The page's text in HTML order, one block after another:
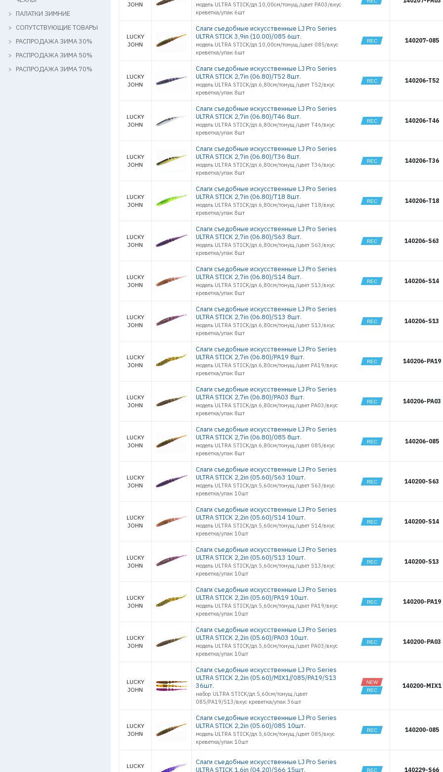
ПАРОЛЬ
ВОЙТИ
ЗАБЫЛИ ПАРОЛЬ?
РЕГИСТРАЦИЯ РОЗНИЦА
ПАЛАТКИ ЗИМНИЕ
СОПУТСТВУЮЩИЕ ТОВАРЫ
РАСПРОДАЖА ЗИМА 30%
РАСПРОДАЖА ЗИМА 50%
РАСПРОДАЖА ЗИМА 70%
2.8
SLIM SHAKER
SMELT 1,5
SPARK TAIL
2.0
SPARK TAIL
3.0
4.0
TIOGA 2.4
TIOGA 3.4
TIOGA 4.5
TIOGA FAT
TIOGA FAT
TIOGA HOG
2.5
3.5
ULTRA STICK
ULTRA STICK
2.2
1.0
ULTRAWORM
ULTRAWORM
CURLY 3,0
CURLY 4.0
WHITE FISH
НАБОРЫ
2746
2749
3188
3199
3455
3459
3463
3470
3473
3476
3479
3501
3505
3510
3665
3669
3738
4315
4316
4319
4332
4346
4352
4450
4454
JOHN
модель ULTRA STICK/дл.10,00см/тонущ./цвет PA03/вкус
креветка/упак 6шт
LUCKY
JOHN
Слаги съедобные искусственные LJ Pro Series
ULTRA STICK 3,9in (10.00)/085 6шт.
модель ULTRA STICK/дл.10,00см/тонущ./цвет 085/вкус
креветка/упак 6шт
140207-085
LUCKY
JOHN
Слаги съедобные искусственные LJ Pro Series
ULTRA STICK 2,7in (06.80)/T52 8шт.
модель ULTRA STICK/дл.6,80см/тонущ./цвет T52/вкус
креветка/упак 8шт
140206-T52
LUCKY
JOHN
Слаги съедобные искусственные LJ Pro Series
ULTRA STICK 2,7in (06.80)/T46 8шт.
модель ULTRA STICK/дл.6,80см/тонущ./цвет T46/вкус
креветка/упак 8шт
140206-T46
LUCKY
JOHN
Слаги съедобные искусственные LJ Pro Series
ULTRA STICK 2,7in (06.80)/T36 8шт.
модель ULTRA STICK/дл.6,80см/тонущ./цвет T36/вкус
креветка/упак 8шт
140206-T36
LUCKY
JOHN
Слаги съедобные искусственные LJ Pro Series
ULTRA STICK 2,7in (06.80)/T18 8шт.
модель ULTRA STICK/дл.6,80см/тонущ./цвет T18/вкус
креветка/упак 8шт
140206-T18
LUCKY
JOHN
Слаги съедобные искусственные LJ Pro Series
ULTRA STICK 2,7in (06.80)/S63 8шт.
модель ULTRA STICK/дл.6,80см/тонущ./цвет S63/вкус
креветка/упак 8шт
140206-S63
LUCKY
JOHN
Слаги съедобные искусственные LJ Pro Series
ULTRA STICK 2,7in (06.80)/S14 8шт.
модель ULTRA STICK/дл.6,80см/тонущ./цвет S13/вкус
креветка/упак 8шт
140206-S14
LUCKY
JOHN
Слаги съедобные искусственные LJ Pro Series
ULTRA STICK 2,7in (06.80)/S13 8шт.
модель ULTRA STICK/дл.6,80см/тонущ./цвет S13/вкус
креветка/упак 8шт
140206-S13
LUCKY
JOHN
Слаги съедобные искусственные LJ Pro Series
ULTRA STICK 2,7in (06.80)/PA19 8шт.
модель ULTRA STICK/дл.6,80см/тонущ./цвет PA19/вкус
креветка/упак 8шт
140206-PA19
LUCKY
JOHN
Слаги съедобные искусственные LJ Pro Series
ULTRA STICK 2,7in (06.80)/PA03 8шт.
модель ULTRA STICK/дл.6,80см/тонущ./цвет PA03/вкус
креветка/упак 8шт
140206-PA03
LUCKY
JOHN
Слаги съедобные искусственные LJ Pro Series
ULTRA STICK 2,7in (06.80)/085 8шт.
модель ULTRA STICK/дл.6,80см/тонущ./цвет 085/вкус
креветка/упак 8шт
140206-085
LUCKY
JOHN
Слаги съедобные искусственные LJ Pro Series
ULTRA STICK 2,2in (05.60)/S63 10шт.
модель ULTRA STICK/дл.5,60см/тонущ./цвет S63/вкус
креветка/упак 10шт
140200-S63
LUCKY
JOHN
Слаги съедобные искусственные LJ Pro Series
ULTRA STICK 2,2in (05.60)/S14 10шт.
модель ULTRA STICK/дл.5,60см/тонущ./цвет S14/вкус
креветка/упак 10шт
140200-S14
LUCKY
JOHN
Слаги съедобные искусственные LJ Pro Series
ULTRA STICK 2,2in (05.60)/S13 10шт.
модель ULTRA STICK/дл.5,60см/тонущ./цвет S13/вкус
креветка/упак 10шт
140200-S13
LUCKY
JOHN
Слаги съедобные искусственные LJ Pro Series
ULTRA STICK 2,2in (05.60)/PA19 10шт.
модель ULTRA STICK/дл.5,60см/тонущ./цвет PA19/вкус
креветка/упак 10шт
140200-PA19
LUCKY
JOHN
Слаги съедобные искусственные LJ Pro Series
ULTRA STICK 2,2in (05.60)/PA03 10шт.
модель ULTRA STICK/дл.5,60см/тонущ./цвет PA03/вкус
креветка/упак 10шт
140200-PA03
LUCKY
JOHN
Слаги съедобные искусственные LJ Pro Series
ULTRA STICK 2,2in (05.60)/MIX1//085/PA19/S13
36шт.
набор ULTRA STICK/дл.5,60см/тонущ./цвет
085/PA19/S13/вкус креветка/упак 36шт
140200-MIX1
LUCKY
JOHN
Слаги съедобные искусственные LJ Pro Series
ULTRA STICK 2,2in (05.60)/085 10шт.
модель ULTRA STICK/дл.5,60см/тонущ./цвет 085/вкус
креветка/упак 10шт
140200-085
LUCKY
Слаги съедобные искусственные LJ Pro Series
ULTRA STICK 1,6in (04.20)/S66 15шт.
140229-S66